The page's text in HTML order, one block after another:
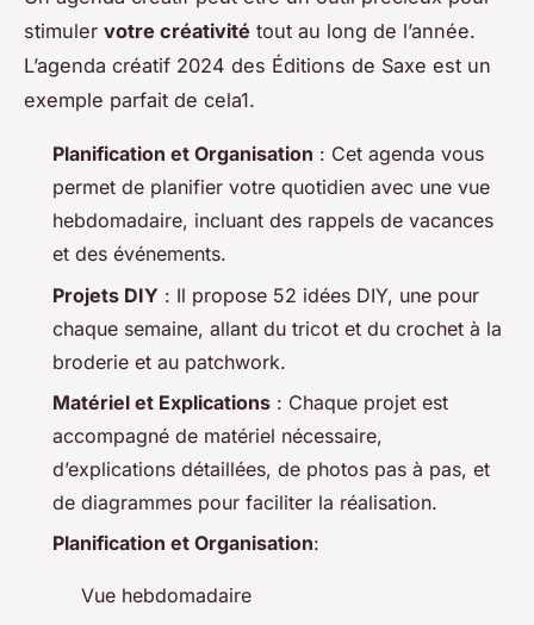
stimuler votre créativité tout au long de l’année.
L’agenda créatif 2024 des Éditions de Saxe est un
exemple parfait de cela1.
Planification et Organisation : Cet agenda vous
permet de planifier votre quotidien avec une vue
hebdomadaire, incluant des rappels de vacances
et des événements.
Projets DIY : Il propose 52 idées DIY, une pour
chaque semaine, allant du tricot et du crochet à la
broderie et au patchwork.
Matériel et Explications : Chaque projet est
accompagné de matériel nécessaire,
d’explications détaillées, de photos pas à pas, et
de diagrammes pour faciliter la réalisation.
Planification et Organisation:
Vue hebdomadaire